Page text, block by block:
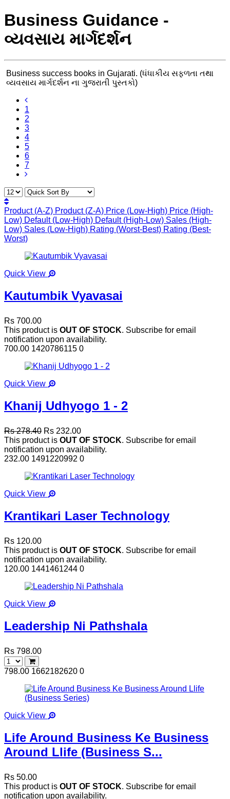
Business Guidance -
વ્યવસાય માર્ગદર્શન
Business success books in Gujarati. (ધંધાકીય સફળતા તથા
વ્યવસાય માર્ગદર્શન ના ગુજરાતી પુસ્તકો)
1
2
3
4
5
6
7
Product (A-Z) Product (Z-A) Price (Low-High) Price (High-
Low) Default (Low-High) Default (High-Low) Sales (High-
Low) Sales (Low-High) Rating (Worst-Best) Rating (Best-
Worst)
Quick View
Kautumbik Vyavasai
Rs 700.00
This product is OUT OF STOCK. Subscribe for email
notification upon availability.
700.00 1420786115 0
Quick View
Khanij Udhyogo 1 - 2
Rs 278.40 Rs 232.00
This product is OUT OF STOCK. Subscribe for email
notification upon availability.
232.00 1491220992 0
Quick View
Krantikari Laser Technology
Rs 120.00
This product is OUT OF STOCK. Subscribe for email
notification upon availability.
120.00 1441461244 0
Quick View
Leadership Ni Pathshala
Rs 798.00
798.00 1662182620 0
Quick View
Life Around Business Ke Business
Around Llife (Business S...
Rs 50.00
This product is OUT OF STOCK. Subscribe for email
notification upon availability.